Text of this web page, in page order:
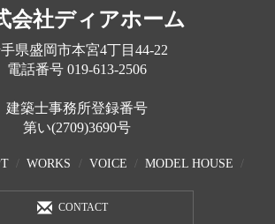
会社ディアホーム
県盛岡市本宮4丁目44-22
電話番号 019-613-2506
建築士事務所登録番号
第い(2709)3690号
WORKS VOICE MODEL HOUSE
CONTACT